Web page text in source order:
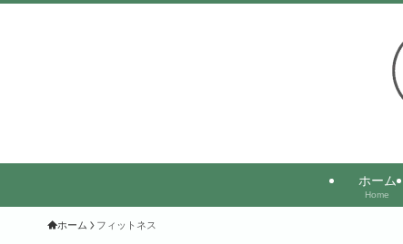
ホーム
Home
ホーム フィットネス